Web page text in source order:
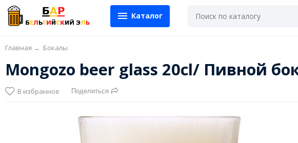
Каталог
Главная → Бокалы
Mongozo beer glass 20cl/ Пивной
В избранное Поделиться